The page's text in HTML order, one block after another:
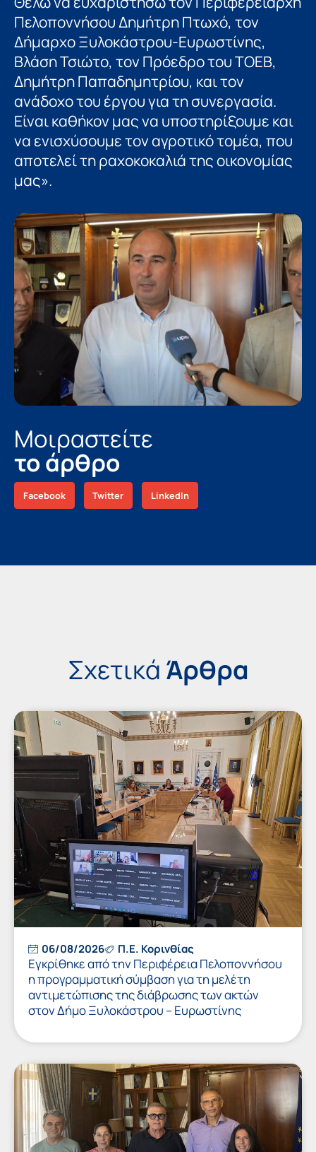
Πελοποννήσου Δημήτρη Πτωχό, τον
Δήμαρχο Ξυλοκάστρου-Ευρωστίνης,
Βλάση Τσιώτο, τον Πρόεδρο του ΤΟΕΒ,
Δημήτρη Παπαδημητρίου, και τον
ανάδοχο του έργου για τη συνεργασία.
Είναι καθήκον μας να υποστηρίξουμε και
να ενισχύσουμε τον αγροτικό τομέα, που
αποτελεί τη ραχοκοκαλιά της οικονομίας
μας».
Μοιραστείτε
το άρθρο
Facebook Twitter LinkedIn
Σχετικά Άρθρα
06/08/2026 Π.Ε. Κορινθίας
Εγκρίθηκε από την Περιφέρεια Πελοποννήσου
η προγραμματική σύμβαση για τη μελέτη
αντιμετώπισης της διάβρωσης των ακτών
στον Δήμο Ξυλοκάστρου – Ευρωστίνης